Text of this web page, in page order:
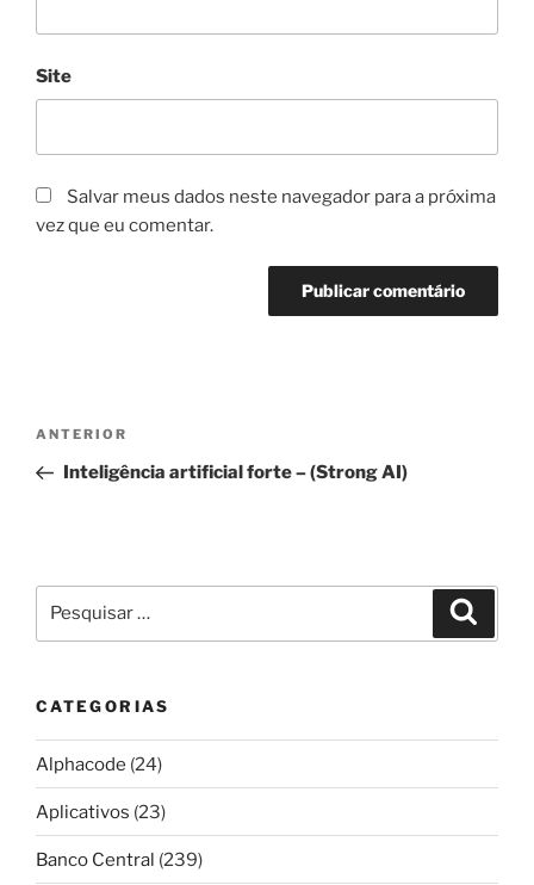
Site
Salvar meus dados neste navegador para a próxima
vez que eu comentar.
Navegação
Post
Post
anterior
ANTERIOR
Inteligência artificial forte – (Strong AI)
por:
CATEGORIAS
Alphacode (24)
Aplicativos (23)
Banco Central (239)